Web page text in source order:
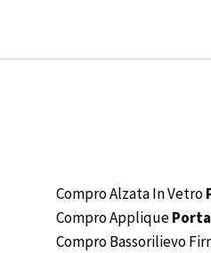
Compro Alzata In Vetro
Compro Applique
Compro Bassorilievo